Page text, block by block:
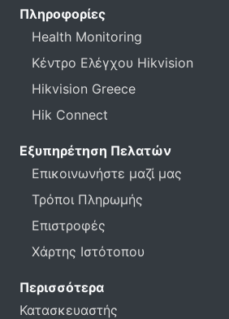
Πληροφορίες
Health Monitoring
Κέντρο Ελέγχου Hikvision
Hikvision Greece
Hik Connect
Εξυπηρέτηση Πελατών
Επικοινωνήστε μαζί μας
Τρόποι Πληρωμής
Επιστροφές
Χάρτης Ιστότοπου
Περισσότερα
Κατασκευαστής